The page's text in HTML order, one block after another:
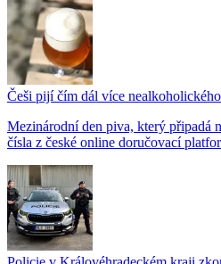
Češi pijí čím dál více
Mezinárodní den piva, který připadá
čísla z české online doručovací